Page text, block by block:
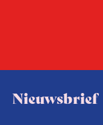
Nieuwsbrief